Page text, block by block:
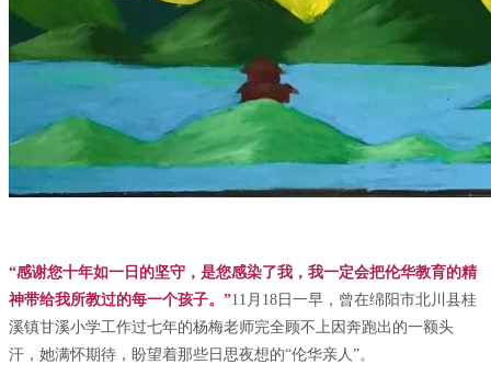
“感谢您十年如一日的坚守，是您感染了我，我一定会把伦华教育的精
神带给我所教过的每一个孩子。”11月18日一早，曾在绵阳市北川县桂
溪镇甘溪小学工作过七年的杨梅老师完全顾不上因奔跑出的一额头
汗，她满怀期待，盼望着那些日思夜想的“伦华亲人”。